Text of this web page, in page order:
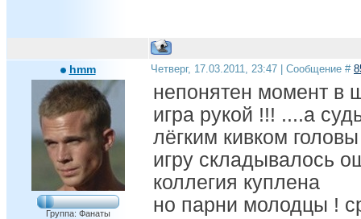
hmm
Группа: Фанаты
Четверг, 17.03.2011, 23:47 | Сообщение #
непонятен момент в
игра рукой !!! ....а
лёгким кивком
игру складывалось
коллегия куплена
но парни молодцы !